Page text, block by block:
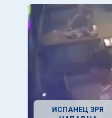
ИСПАНЕЦ ЗРЯ